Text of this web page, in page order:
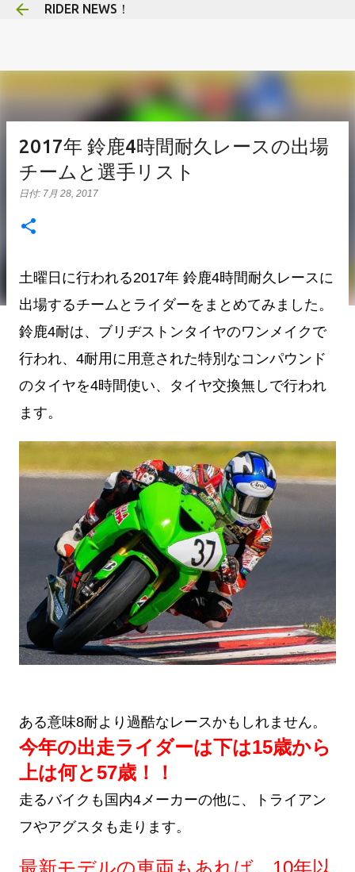
RIDER NEWS！
2017年 鈴鹿4時間耐久レースの出場
チームと選手リスト
日付: 7月 28, 2017
土曜日に行われる2017年 鈴鹿4時間耐久レースに
出場するチームとライダーをまとめてみました。
鈴鹿4耐は、ブリヂストンタイヤのワンメイクで
行われ、4耐用に用意された特別なコンパウンド
のタイヤを4時間使い、タイヤ交換無しで行われ
ます。
ある意味8耐より過酷なレースかもしれません。
今年の出走ライダーは下は15歳から
上は何と57歳！！
走るバイクも国内4メーカーの他に、トライアン
フやアグスタも走ります。